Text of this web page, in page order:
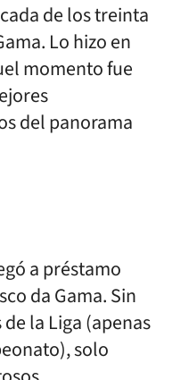
de los treinta
Lo hizo en
momento fue
del panorama
a préstamo
da Gama. Sin
la Liga (apenas
solo